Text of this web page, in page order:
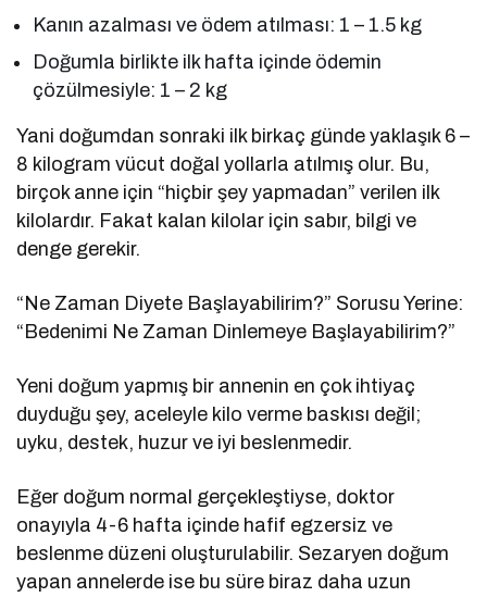
Kanın azalması ve ödem atılması: 1 – 1.5 kg
Doğumla birlikte ilk hafta içinde ödemin
çözülmesiyle: 1 – 2 kg
Yani doğumdan sonraki ilk birkaç günde yaklaşık 6 –
8 kilogram vücut doğal yollarla atılmış olur. Bu,
birçok anne için “hiçbir şey yapmadan” verilen ilk
kilolardır. Fakat kalan kilolar için sabır, bilgi ve
denge gerekir.
“Ne Zaman Diyete Başlayabilirim?” Sorusu Yerine:
“Bedenimi Ne Zaman Dinlemeye Başlayabilirim?”
Yeni doğum yapmış bir annenin en çok ihtiyaç
duyduğu şey, aceleyle kilo verme baskısı değil;
uyku, destek, huzur ve iyi beslenmedir.
Eğer doğum normal gerçekleştiyse, doktor
onayıyla 4-6 hafta içinde hafif egzersiz ve
beslenme düzeni oluşturulabilir. Sezaryen doğum
yapan annelerde ise bu süre biraz daha uzun